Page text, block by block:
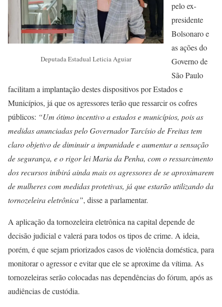
Deputada Estadual Leticia Aguiar
pelo ex-
presidente
Bolsonaro e
as ações do
Governo de
São Paulo
facilitam a implantação destes dispositivos por Estados e
Municípios, já que os agressores terão que ressarcir os cofres
públicos: “Um ótimo incentivo a estados e municípios, pois as
medidas anunciadas pelo Governador Tarcísio de Freitas tem
claro objetivo de diminuir a impunidade e aumentar a sensação
de segurança, e o rigor lei Maria da Penha, com o ressarcimento
dos recursos inibirá ainda mais os agressores de se aproximarem
de mulheres com medidas protetivas, já que estarão utilizando da
tornozeleira eletrônica”, disse a parlamentar.
A aplicação da tornozeleira eletrônica na capital depende de
decisão judicial e valerá para todos os tipos de crime. A ideia,
porém, é que sejam priorizados casos de violência doméstica, para
monitorar o agressor e evitar que ele se aproxime da vítima. As
tornozeleiras serão colocadas nas dependências do fórum, após as
audiências de custódia.